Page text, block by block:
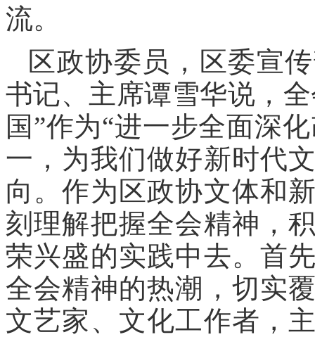
流。
区政协委员，区委宣
书记、主席谭雪华说，
国”作为“进一步全面深
一，为我们做好新时代
向。作为区政协文体和
刻理解把握全会精神，
荣兴盛的实践中去。首
全会精神的热潮，切实
文艺家、文化工作者，